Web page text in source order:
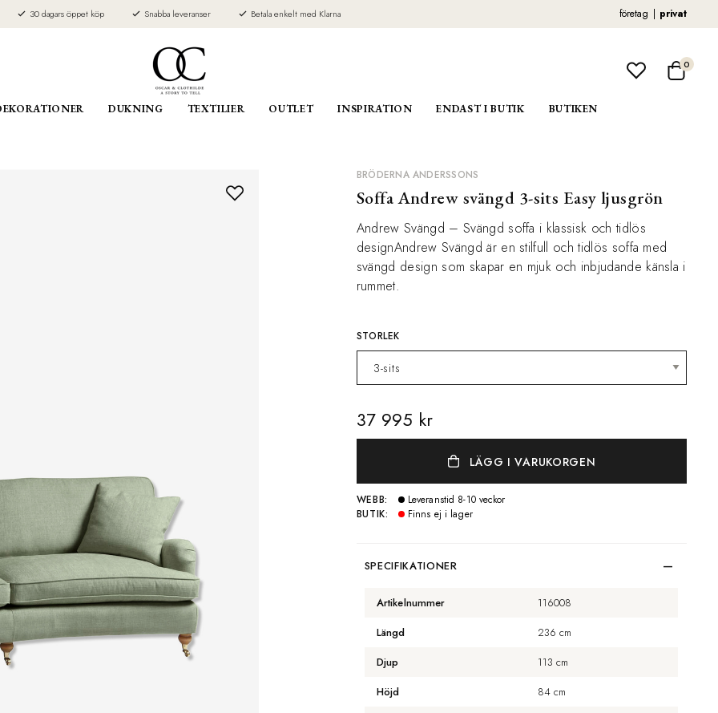
företag privat
30 dagars öppet köp Snabba leveranser Betala enkelt med Klarna
0
DUKNING TEXTILIER OUTLET INSPIRATION ENDAST I BUTIK BUTIKEN
BRÖDERNA ANDERSSONS
Soffa Andrew svängd 3-sits Easy ljusgrön
Andrew Svängd – Svängd soffa i klassisk och tidlös
designAndrew Svängd är en stilfull och tidlös soffa med
svängd design som skapar en mjuk och inbjudande känsla i
rummet.
STORLEK
37 995 kr
LÄGG I VARUKORGEN
WEBB:
Leveranstid 8-10 veckor
BUTIK:
Finns ej i lager
SPECIFIKATIONER
Artikelnummer
116008
Längd
236 cm
Djup
113 cm
Höjd
84 cm